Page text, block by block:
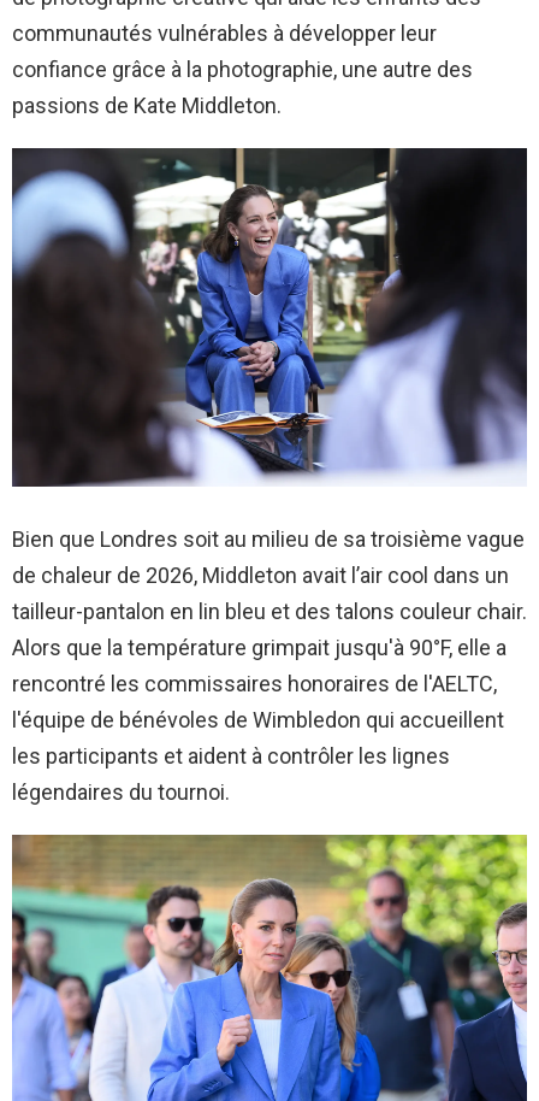
communautés vulnérables à développer leur
confiance grâce à la photographie, une autre des
passions de Kate Middleton.
Bien que Londres soit au milieu de sa troisième vague
de chaleur de 2026, Middleton avait l’air cool dans un
tailleur-pantalon en lin bleu et des talons couleur chair.
Alors que la température grimpait jusqu'à 90°F, elle a
rencontré les commissaires honoraires de l'AELTC,
l'équipe de bénévoles de Wimbledon qui accueillent
les participants et aident à contrôler les lignes
légendaires du tournoi.